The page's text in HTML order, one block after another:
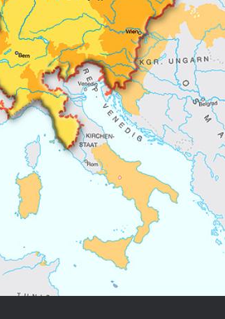
Chronologie der deutsch-französischen
Geschichte
DER